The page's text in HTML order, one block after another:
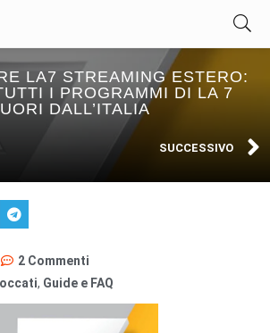
LA7 STREAMING ESTERO:
I PROGRAMMI DI LA 7
DALL’ITALIA
SUCCESSIVO
2 Commenti
, Guide e FAQ